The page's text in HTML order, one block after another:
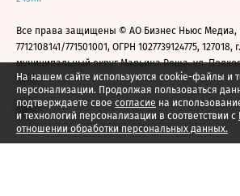
На нашем сайте используются cookie-файлы и
персонализации. Продолжая пользоваться
подтверждаете свое согласие на
и технологий персонализации в соответствии с
отношении обработки персональных данных.
Все права защищены © АО Бизнес Ньюс
7712108141/771501001, ОГРН 1027739124775, 127018,
муниципальный округ Марьина Роща, ул.
2026